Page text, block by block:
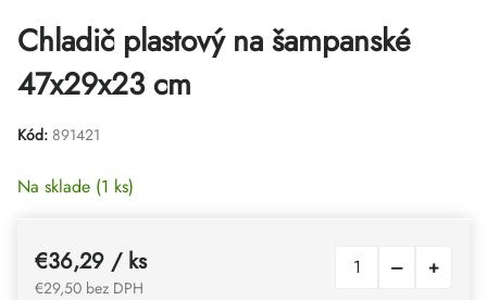
Chladič plastový na šampanské
47x29x23 cm
Kód: 891421
Na sklade (1 ks)
€36,29 / ks
€29,50 bez DPH